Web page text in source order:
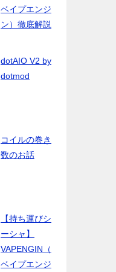
ベイプエンジ
ン）徹底解説
dotAIO V2 by
dotmod
コイルの巻き
数のお話
【持ち運びシ
ーシャ】
VAPENGIN（
ベイプエンジ